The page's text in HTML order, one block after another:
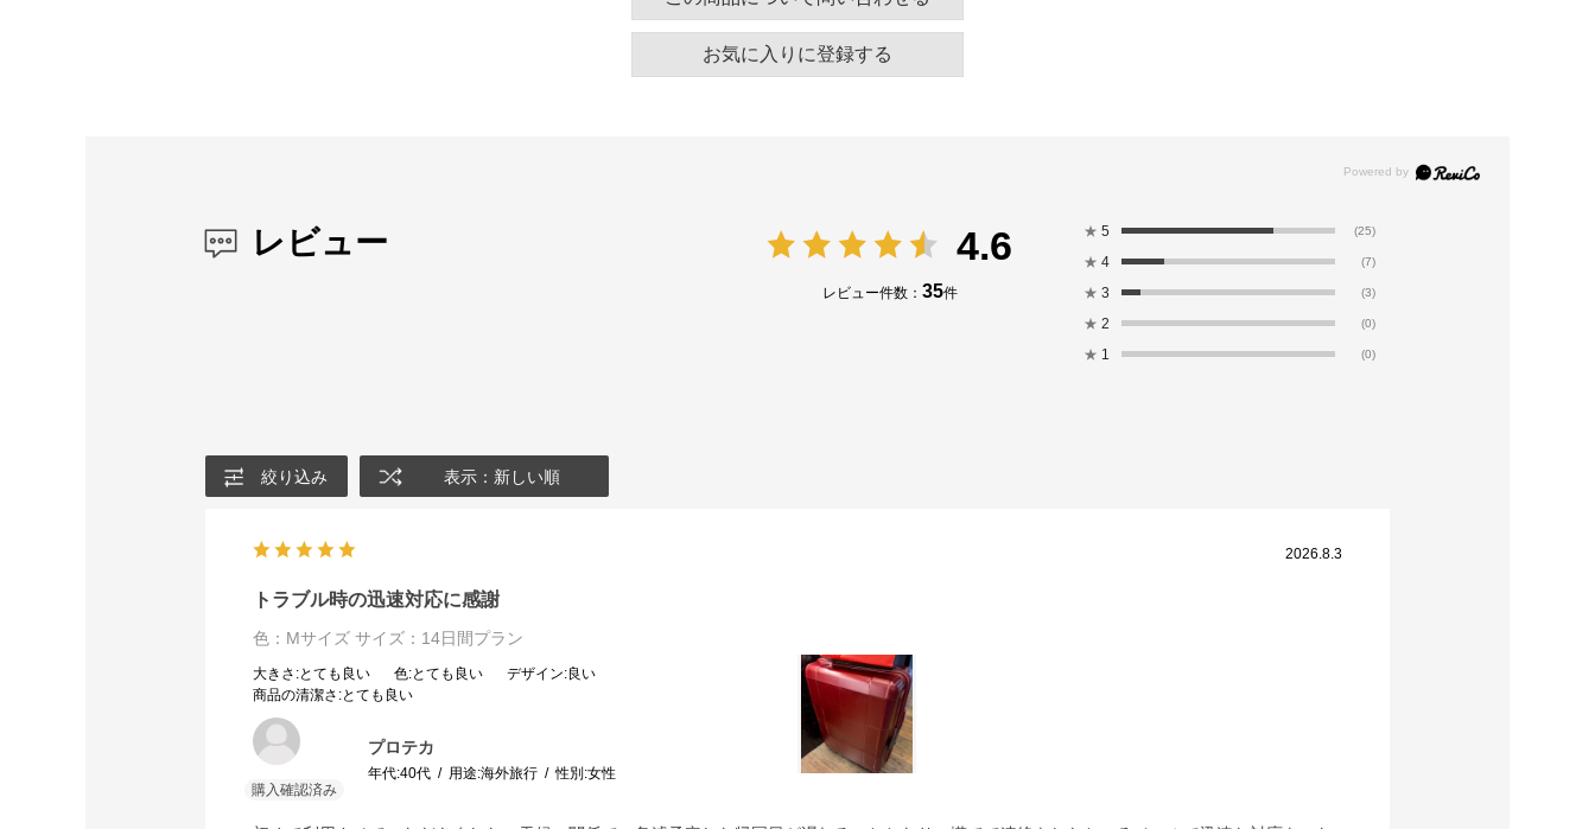
お気に入りに登録する
レビュー 4.6
レビュー件数： 35件
★ 5 (25)
★ 4 (7)
★ 3 (3)
★ 2 (0)
★ 1 (0)
絞り込み 表示：新しい順
2026.8.3
トラブル時の迅速対応に感謝
色：Mサイズ サイズ：14日間プラン
大きさ :とても良い 色:とても良い デザイン:良い
商品の清潔さ :とても良い
プロテカ
年代:40代 用途:海外旅行 性別:女性